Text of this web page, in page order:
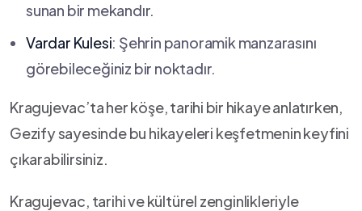
sunan bir mekandır.
Vardar Kulesi: Şehrin panoramik manzarasını
görebileceğiniz bir ‍noktadır.
Kragujevac’ta ‌her köşe, tarihi⁢ bir⁤ hikaye anlatırken,
Gezify sayesinde bu hikayeleri keşfetmenin keyfini
çıkarabilirsiniz.
Kragujevac, tarihi ‍ve kültürel zenginlikleriyle